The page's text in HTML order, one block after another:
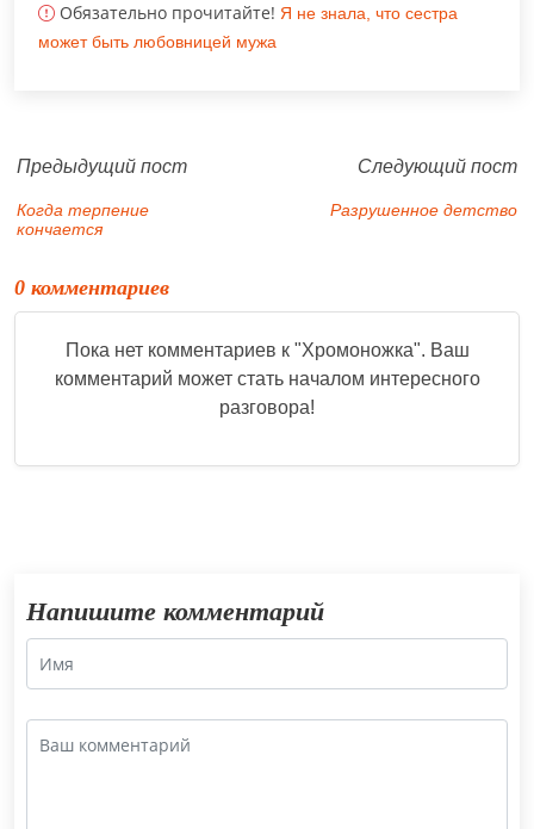
Обязательно прочитайте! Я не знала, что сестра
может быть любовницей мужа
Предыдущий пост
Когда терпение
кончается
Следующий пост
Разрушенное детство
0 комментариев
Пока нет комментариев к "Хромоножка". Ваш
комментарий может стать началом интересного
разговора!
Напишите комментарий